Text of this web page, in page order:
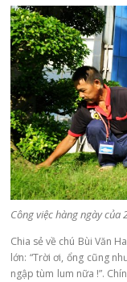
Công việc hàng ngày của
Chia sẻ về chú Bùi Văn
lớn: “Trời ơi, ổng cũng
ngập tùm lum nữa !”.